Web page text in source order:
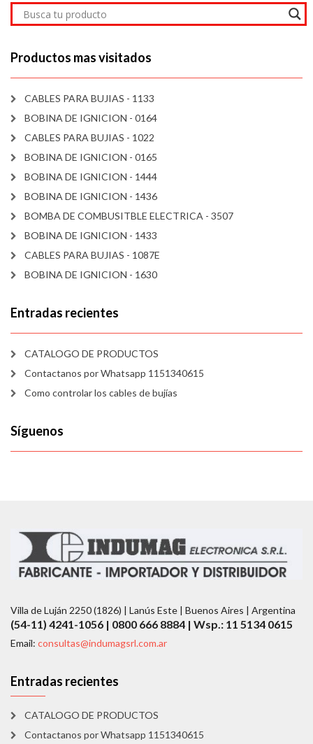
Productos mas visitados
CABLES PARA BUJIAS - 1133
BOBINA DE IGNICION - 0164
CABLES PARA BUJIAS - 1022
BOBINA DE IGNICION - 0165
BOBINA DE IGNICION - 1444
BOBINA DE IGNICION - 1436
BOMBA DE COMBUSITBLE ELECTRICA - 3507
BOBINA DE IGNICION - 1433
CABLES PARA BUJIAS - 1087E
BOBINA DE IGNICION - 1630
Entradas recientes
CATALOGO DE PRODUCTOS
Contactanos por Whatsapp 1151340615
Como controlar los cables de bujías
Síguenos
Villa de Luján 2250 (1826) | Lanús Este | Buenos Aires | Argentina
(54-11) 4241-1056 | 0800 666 8884 | Wsp.: 11 5134 0615
Email: consultas@indumagsrl.com.ar
Entradas recientes
CATALOGO DE PRODUCTOS
Contactanos por Whatsapp 1151340615